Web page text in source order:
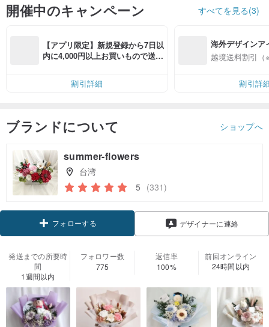
開催中のキャンペーン すべてを見る(3)
【アプリ限定】新規登録から7日以
内に4,000円以上お買いもので送料
割引詳細
海外デザインア
入
越境送料割引（
割引詳
ブランドについて ショップへ
summer-flowers
台湾
5 (331)
フォローする デザイナーに連絡
発送までの所要時
間
1週間以内
フォロワー数
775
返信率
100%
前回オンライン
24時間以内